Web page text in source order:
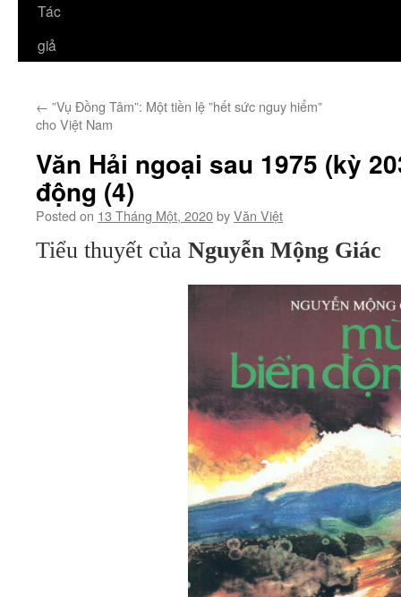
Tác
giả
← ”Vụ Đồng Tâm”: Một tiền lệ ”hết sức nguy hiểm”
cho Việt Nam
Văn Hải ngoại sau 1975 (kỳ
động (4)
Posted on 13 Tháng Một, 2020byVăn Việt
Tiểu thuyết của Nguyễn Mộng Giác